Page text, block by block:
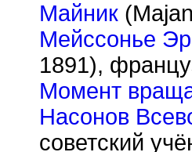
Майник
Мейссонье
1891),
Момент
Насонов
советский